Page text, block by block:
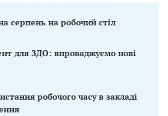
серпень на робочий стіл
для ЗДО: впроваджуємо нові
робочого часу в закладі